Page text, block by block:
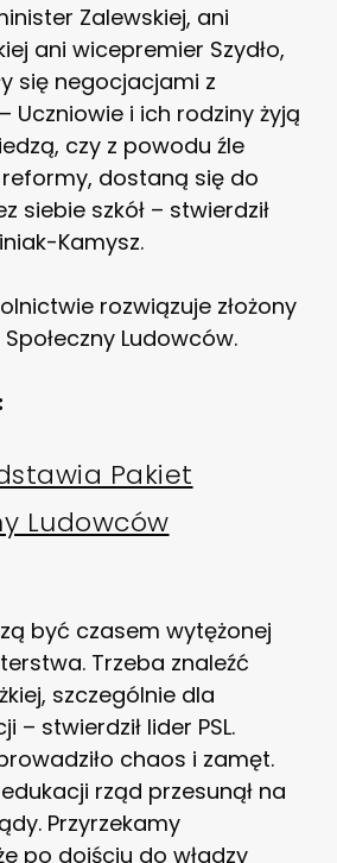
Zalewskiej, ani
ani wicepremier Szydło,
się negocjacjami z
Uczniowie i ich rodziny żyją
czy z powodu źle
dostaną się do
siebie szkół – stwierdził
Kamysz.
rozwiązuje złożony
Ludowców.
Pakiet
Ludowców
być czasem wytężonej
Trzeba znaleźć
szczególnie dla
– stwierdził lider PSL.
chaos i zamęt.
rząd przesunął na
Przyrzekamy
po dojściu do władzy